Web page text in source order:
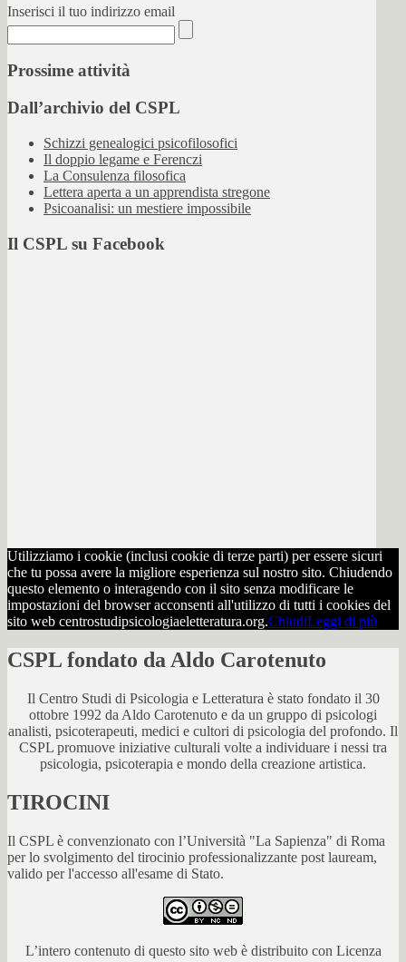
Inserisci il tuo indirizzo email
Prossime attività
Dall’archivio del CSPL
Schizzi genealogici psicofilosofici
Il doppio legame e Ferenczi
La Consulenza filosofica
Lettera aperta a un apprendista stregone
Psicoanalisi: un mestiere impossibile
Il CSPL su Facebook
Utilizziamo i cookie (inclusi cookie di terze parti) per essere sicuri
che tu possa avere la migliore esperienza sul nostro sito. Chiudendo
questo elemento o interagendo con il sito senza modificare le
impostazioni del browser acconsenti all'utilizzo di tutti i cookies del
sito web centrostudipsicologiaeletteratura.org.ChiudiLeggi di più
CSPL fondato da Aldo Carotenuto
Il Centro Studi di Psicologia e Letteratura è stato fondato il 30
ottobre 1992 da Aldo Carotenuto e da un gruppo di psicologi
analisti, psicoterapeuti, medici e cultori di psicologia del profondo. Il
CSPL promuove iniziative culturali volte a individuare i nessi tra
psicologia, psicoterapia e mondo della creazione artistica.
TIROCINI
Il CSPL è convenzionato con l’Università "La Sapienza" di Roma
per lo svolgimento del tirocinio professionalizzante post lauream,
valido per l'accesso all'esame di Stato.
L’intero contenuto di questo sito web è distribuito con Licenza